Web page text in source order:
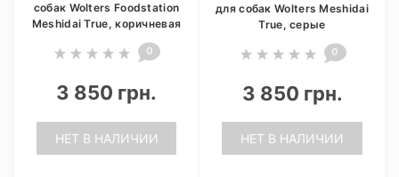
собак Wolters Foodstation
Meshidai True, коричневая
0
3 850 грн.
НЕТ В НАЛИЧИИ
для собак Wolters Meshidai
True, серые
0
3 850 грн.
НЕТ В НАЛИЧИИ